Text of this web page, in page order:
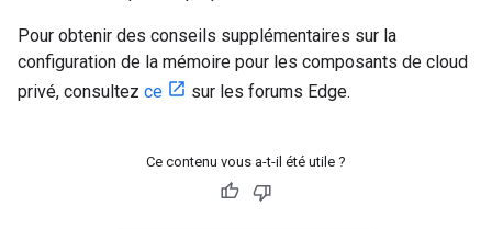
Pour obtenir des conseils supplémentaires sur la
configuration de la mémoire pour les composants de cloud
privé, consultez ce sur les forums Edge.
Ce contenu vous a-t-il été utile ?